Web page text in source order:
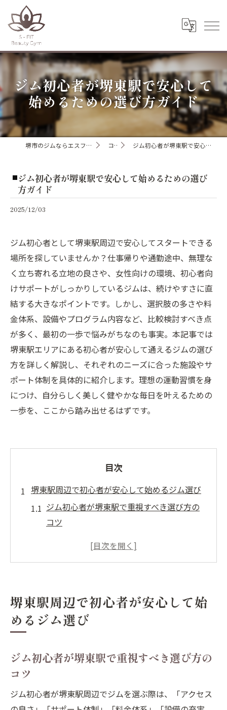
ジム初心者が堺東駅で安心して
始めるための選び方ガイド
堺市のジムならエスフィットビューティージム コラム ジム初心者が堺東駅で安心して始めるための選び方ガイド
ジム初心者が堺東駅で安心して始めるための選び
方ガイド
2025/12/03
ジム初心者として堺東駅周辺で安心してスタートできる
場所を探していませんか？仕事帰りや通勤途中、無理な
く立ち寄れる立地の良さや、女性向けの環境、初心者向
けサポートがしっかりしているジムは、続けやすさに直
結する大きなポイントです。しかし、選択肢の多さや料
金体系、設備やプログラム内容など、比較検討すべき点
が多く、最初の一歩で悩みがちなのも事実。本記事では
堺東駅エリアにある初心者が安心して通えるジムの選び
方を詳しく解説し、それぞれのニーズに合った施設やサ
ポート体制を具体的に紹介します。理想の運動習慣を身
につけ、自分らしく美しく健やかな毎日を叶えるための
一歩を、ここから踏み出せるはずです。
目次
堺東駅周辺で初心者が安心して始めるジム選び
ジム初心者が堺東駅で重視すべき選び方の
コツ
堺東駅ジムのサポート体制と初心者向け特
堺東駅ジムで安心して運動習慣を始める方
法
ト
説
堺東駅周辺で初心者が安心して始
めるジム選び
ジム初心者が堺東駅で重視すべき選び方の
コツ
ジム初心者が堺東駅周辺でジムを選ぶ際は、「アクセス